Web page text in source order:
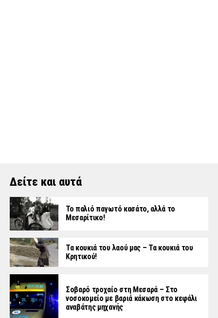
Δείτε και αυτά
Το παλιό παγωτό κασάτο, αλλά το
Μεσαρίτικο!
Τα κουκιά του λαού μας – Τα κουκιά του
Κρητικού!
Σοβαρό τροχαίο στη Μεσαρά – Στο
νοσοκομείο με βαριά κάκωση στο κεφάλι
αναβάτης μηχανής